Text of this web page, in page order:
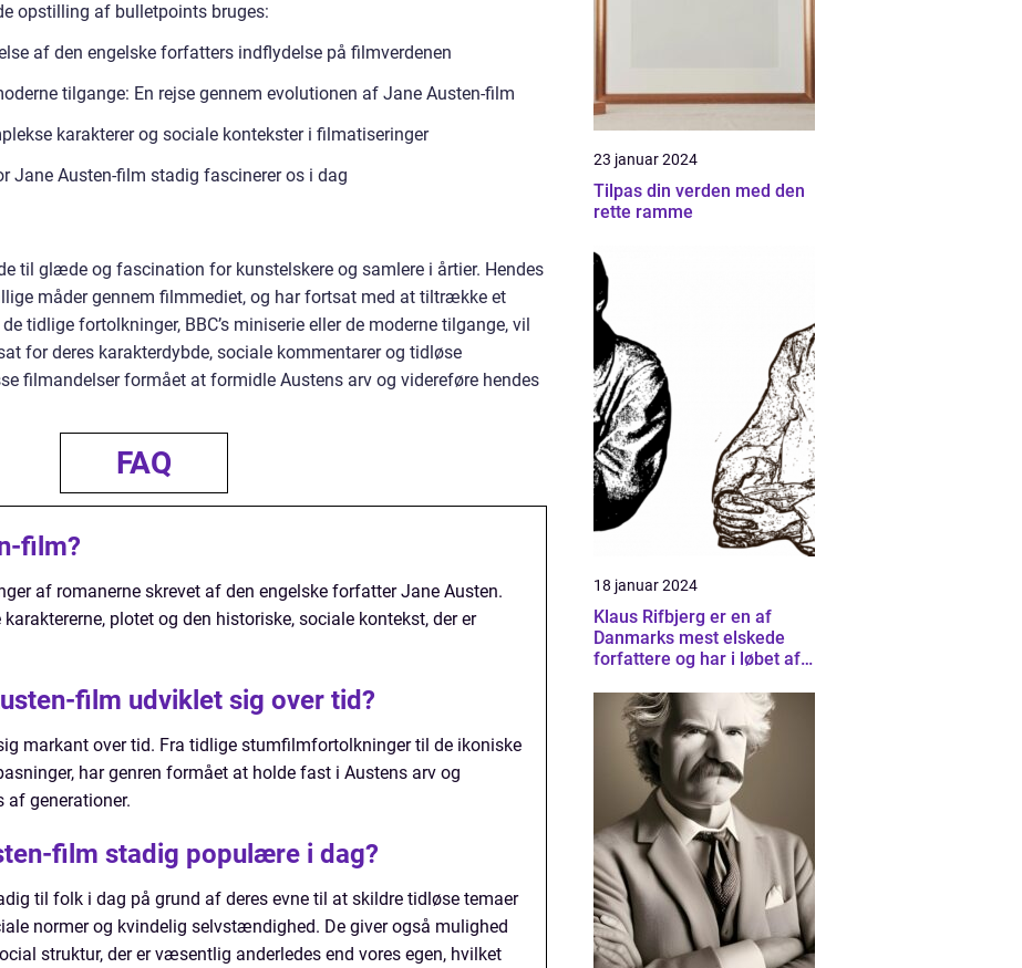
opstilling af bulletpoints bruges:
af den engelske forfatters indflydelse på filmverdenen
tilgange: En rejse gennem evolutionen af Jane Austen-film
karakterer og sociale kontekster i filmatiseringer
Jane Austen-film stadig fascinerer os i dag
til glæde og fascination for kunstelskere og samlere i årtier. Hendes
måder gennem filmmediet, og har fortsat med at tiltrække et
tidlige fortolkninger, BBC’s miniserie eller de moderne tilgange, vil
for deres karakterdybde, sociale kommentarer og tidløse
filmandelser formået at formidle Austens arv og videreføre hendes
FAQ
film?
af romanerne skrevet af den engelske forfatter Jane Austen.
plotet og den historiske, sociale kontekst, der er
film udviklet sig over tid?
markant over tid. Fra tidlige stumfilmfortolkninger til de ikoniske
har genren formået at holde fast i Austens arv og
generationer.
film stadig populære i dag?
til folk i dag på grund af deres evne til at skildre tidløse temaer
normer og kvindelig selvstændighed. De giver også mulighed
struktur, der er væsentlig anderledes end vores egen, hvilket
23 januar 2024
Tilpas din verden med den
rette ramme
18 januar 2024
Klaus Rifbjerg er en af
Danmarks mest elskede
forfattere og har i løbet af
af bøger